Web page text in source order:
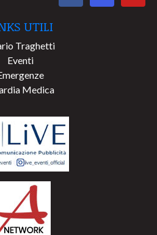
UTILI
Traghetti
Eventi
Medica